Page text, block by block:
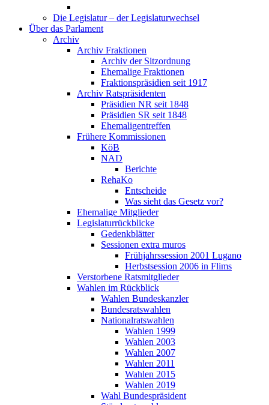
Die Legislatur – der Legislaturwechsel
Über das Parlament
Archiv
Archiv Fraktionen
Archiv der Sitzordnung
Ehemalige Fraktionen
Fraktionspräsidien seit 1917
Archiv Ratspräsidenten
Präsidien NR seit 1848
Präsidien SR seit 1848
Ehemaligentreffen
Frühere Kommissionen
KöB
NAD
Berichte
RehaKo
Entscheide
Was sieht das Gesetz vor?
Ehemalige Mitglieder
Legislaturrückblicke
Gedenkblätter
Sessionen extra muros
Frühjahrssession 2001 Lugano
Herbstsession 2006 in Flims
Verstorbene Ratsmitglieder
Wahlen im Rückblick
Wahlen Bundeskanzler
Bundesratswahlen
Nationalratswahlen
Wahlen 1999
Wahlen 2003
Wahlen 2007
Wahlen 2011
Wahlen 2015
Wahlen 2019
Wahl Bundespräsident